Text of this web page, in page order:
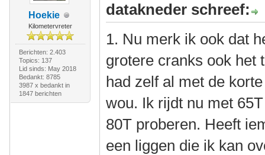
Hoekie
Kilometervreter
Berichten: 2.403
Topics: 137
Lid sinds: May 2018
Bedankt: 8785
3987 x bedankt in
1847 berichten
datakneder schreef:
1. Nu merk ik ook dat
grotere cranks ook het
had zelf al met de
wou. Ik rijdt nu met
80T proberen. Heeft
een liggen die ik kan